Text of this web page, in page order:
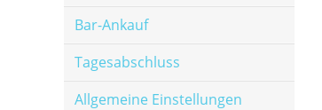
Bar-Ankauf
Tagesabschluss
Allgemeine Einstellungen